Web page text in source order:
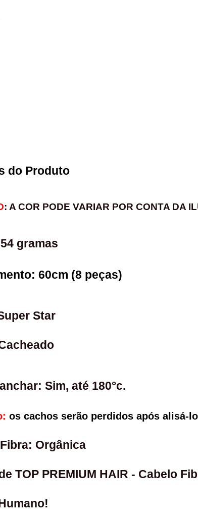
do Produto
: A COR PODE VARIAR POR CONTA DA
gramas
60cm (8 peças)
Star
Sim, até 180°c.
os cachos serão perdidos após alisá-
Orgânica
TOP PREMIUM HAIR - Cabelo